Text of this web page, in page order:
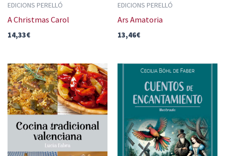
EDICIONS PERELLÓ
A Christmas Carol
14,33€
EDICIONS PERELLÓ
Ars Amatoria
13,46€